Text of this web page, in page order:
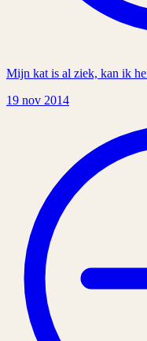
Mijn kat is al ziek, kan ik
19 nov 2014